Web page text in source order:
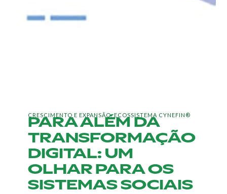
CRESCIMENTO E EXPANSÃO,ECOSSISTEMA CYNEFIN®
PARA ALÉM DA
TRANSFORMAÇÃO
DIGITAL: UM
OLHAR PARA OS
SISTEMAS SOCIAIS